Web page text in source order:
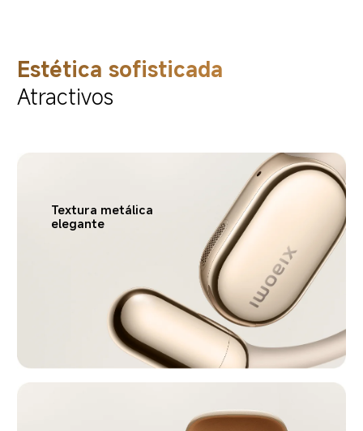
Estética sofisticada
Atractivos
Textura metálica
elegante